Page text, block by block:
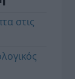
στις